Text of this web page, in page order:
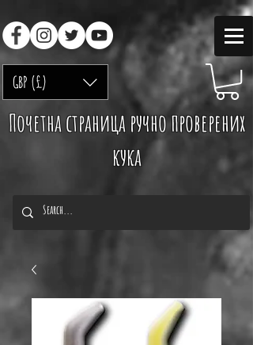
GBP (£)
Почетна страница ручно проверених
кука